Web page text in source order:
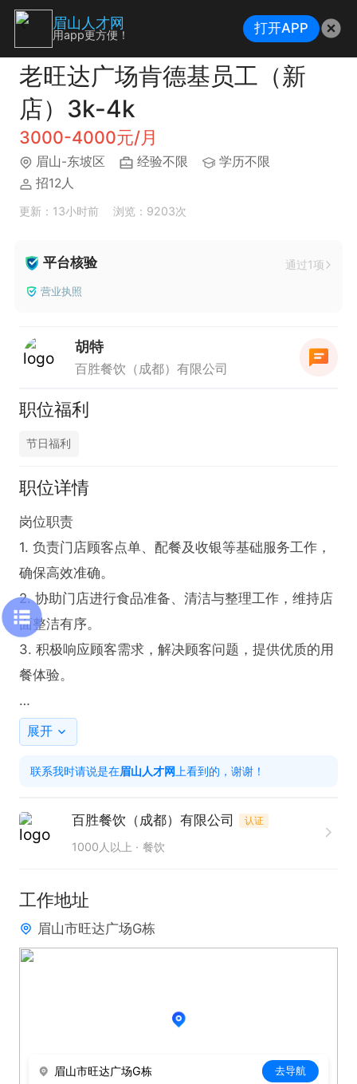
老旺达广场肯德基员工（新
店）3k-4k
3000-4000元/月
眉山-东坡区 经验不限
学历不限
招12人
更新：13小时前 浏览：9203次
平台核验 通过1项
营业执照
胡特
百胜餐饮（成都）有限公司
职位福利
节日福利
职位详情
岗位职责
1. 负责门店顾客点单、配餐及收银等基础服务工作，
确保高效准确。
2. 协助门店进行食品准备、清洁与整理工作，维持店
面整洁有序。
3. 积极响应顾客需求，解决顾客问题，提供优质的用
餐体验。
任职要求
客。
3. 可适应活跃排班，根据餐厅需求合理安排工作时
工作时间
工作时间自由，长短期均可，根据个人空闲时间和餐
厅需求排班，5-8小时均可。
2. 上班员工享受企业内部专享特惠员工餐。
展开
联系我时请说是在眉山人才网 上看到的，谢谢！
百胜餐饮（成都）有限公司 认证
1000人以上 餐饮
工作地址
眉山市旺达广场G栋
眉山市旺达广场G栋 去导航
眉山人才网
用app更方便！ 打开APP